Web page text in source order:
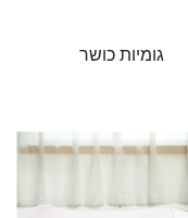
גומיות כושר